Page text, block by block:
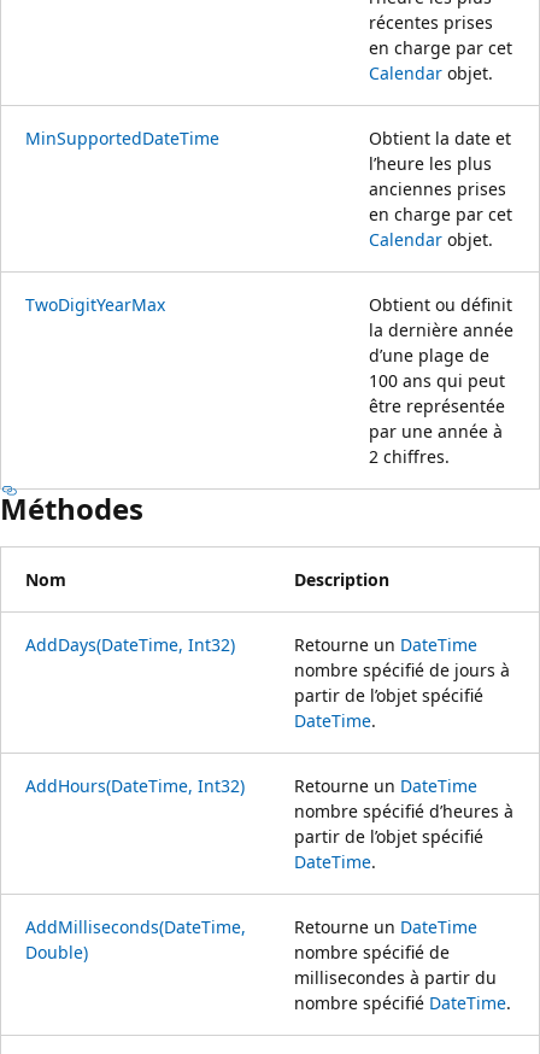
récentes prises
en charge par cet
Calendar objet.
MinSupportedDateTime
Obtient la date et
l’heure les plus
anciennes prises
en charge par cet
Calendar objet.
TwoDigitYearMax
Obtient ou définit
la dernière année
d’une plage de
100 ans qui peut
être représentée
par une année à
2 chiffres.
Méthodes
Nom Description
AddDays(DateTime, Int32) Retourne un DateTime
nombre spécifié de jours à
partir de l’objet spécifié
DateTime.
AddHours(DateTime, Int32) Retourne un DateTime
nombre spécifié d’heures à
partir de l’objet spécifié
DateTime.
AddMilliseconds(DateTime,
Double)
Retourne un DateTime
nombre spécifié de
millisecondes à partir du
nombre spécifié DateTime.